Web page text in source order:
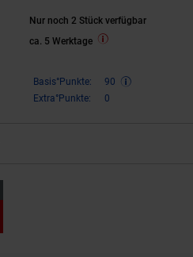
Nur noch 2 Stück verfügbar
ca. 5 Werktage
Basis°Punkte:
90
Extra°Punkte:
0